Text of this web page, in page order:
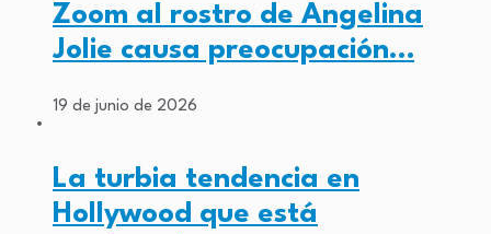
Zoom al rostro de Angelina
Jolie causa preocupación…
19 de junio de 2026
La turbia tendencia en
Hollywood que está